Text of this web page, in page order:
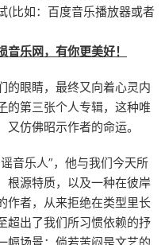
(比如：百度音乐播放器或者
乐网，有你更美好！
的眼睛，最终又向着心灵内
的第三张个人专辑，这种唯
仿佛昭示作者的命运。
音乐人”，他与我们今天所
根源特质，以及一种在彼岸
作者，从来拒绝在类型里长
超出了我们所习惯依赖的抒
幅场景：倘若苦闷是文艺的